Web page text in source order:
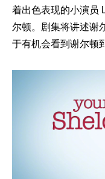
着出色表现的小演员
尔顿。剧集将讲述谢
于有机会看到谢尔顿